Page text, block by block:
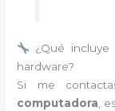
¿Qué
hardware?
Si me
computadora,